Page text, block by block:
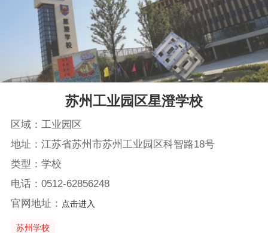
苏州工业园区星澄学校
区域：工业园区
地址：江苏省苏州市苏州工业园区科智路18号
类型：学校
电话：0512-62856248
官网地址： 点击进入
苏州学校